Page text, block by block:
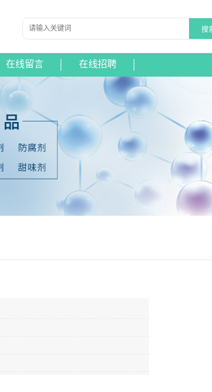
在线留言 在线招聘